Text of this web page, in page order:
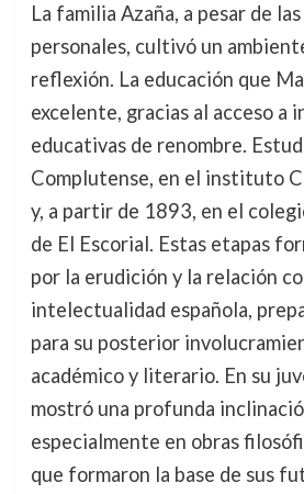
La familia Azaña, a pesar de
personales, cultivó un
reflexión. La educación que
excelente, gracias al acceso a
educativas de renombre.
Complutense, en el instituto
y, a partir de 1893, en el
de El Escorial. Estas etapas
por la erudición y la relación
intelectualidad española,
para su posterior
académico y literario. En su
mostró una profunda
especialmente en obras
que formaron la base de sus